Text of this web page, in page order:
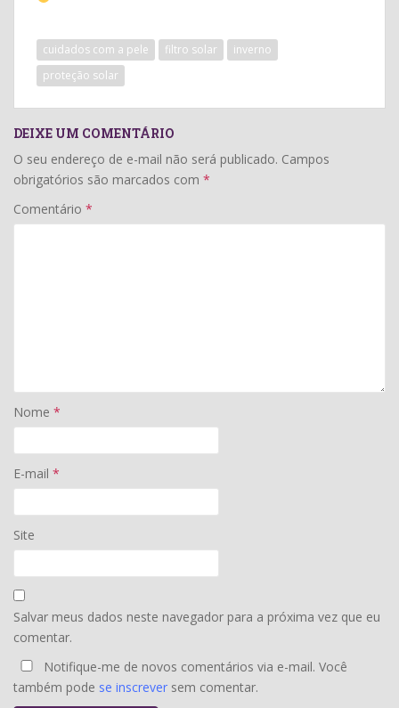
cuidados com a pele filtro solar
inverno
proteção solar
DEIXE UM COMENTÁRIO
O seu endereço de e-mail não será publicado. Campos
obrigatórios são marcados com *
Comentário *
Nome *
E-mail *
Site
Salvar meus dados neste navegador para a próxima vez que eu
comentar.
Notifique-me de novos comentários via e-mail. Você
também pode se inscrever sem comentar.